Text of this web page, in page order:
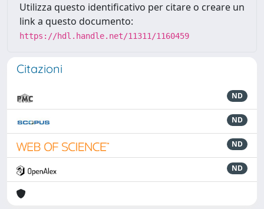
Utilizza questo identificativo per citare o creare un
link a questo documento:
https://hdl.handle.net/11311/1160459
Citazioni
ND
ND
ND
ND